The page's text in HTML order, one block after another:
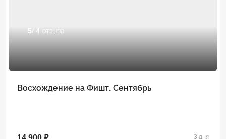
5/ 4 отзыва
Восхождение на Фишт. Сентябрь
3 дня